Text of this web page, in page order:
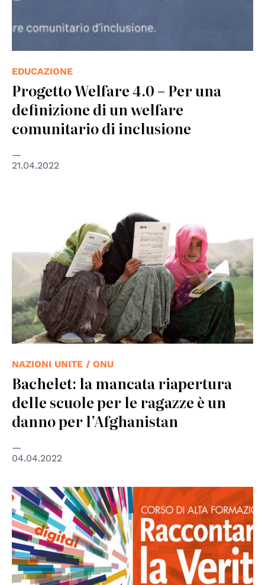
EDUCAZIONE
Progetto Welfare 4.0 – Per una
definizione di un welfare
comunitario di inclusione
21.04.2022
NAZIONI UNITE / ONU
Bachelet: la mancata riapertura
delle scuole per le ragazze è un
danno per l’Afghanistan
04.04.2022